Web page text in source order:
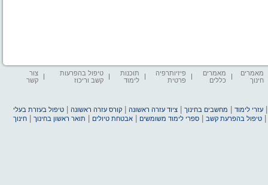
מאמרים
חינוך
מאמרים
כללים
פיזיותרפיה
פרטית
תוכנות
לימוד
טיפול בהפרעות
קשב וריכוז
צור
קשר
עזרי לימוד מחשבים בחינוך |ציוד עזרה ראשונה |קורס עזרה ראשונה |טיפול בעזרת בעלי
|טיפול בהפרעת קשב |ספרי לימוד משומשים |אבטחת טיולים תואר ראשון בחינוך |חינוך